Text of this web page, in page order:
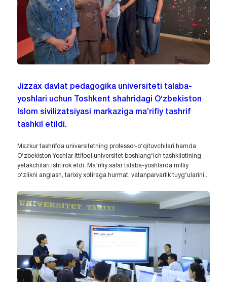
Jizzax davlat pedagogika universiteti talaba-
yoshlari uchun Toshkent shahridagi O‘zbekiston
Islom sivilizatsiyasi markaziga ma’rifiy tashrif
tashkil etildi.
Mazkur tashrifda universitetning professor-o‘qituvchilari hamda
O‘zbekiston Yoshlar ittifoqi universitet boshlang‘ich tashkilotining
yetakchilari ishtirok etdi. Ma’rifiy safar talaba-yoshlarda milliy
o‘zlikni anglash, tarixiy xotiraga hurmat, vatanparvarlik tuyg‘ularini...